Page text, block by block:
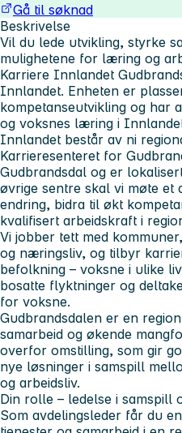
Gå til søknad
Beskrivelse
Vil du lede utvikling, styrke
mulighetene for læring og
Karriere Innlandet
Innlandet. Enheten er
kompetanseutvikling og har
og voksnes læring i
Innlandet består av ni
Karrieresenteret for
Gudbrandsdal og er
øvrige sentre skal vi møte et
endring, bidra til økt
kvalifisert arbeidskraft i
Vi jobber tett med
og næringsliv, og tilbyr
befolkning – voksne i ulike
bosatte flyktninger og
for voksne.
Gudbrandsdalen er en
samarbeid og økende
overfor omstilling, som gir
nye løsninger i samspill
og arbeidsliv.
Din rolle – ledelse i samspill
Som avdelingsleder får du